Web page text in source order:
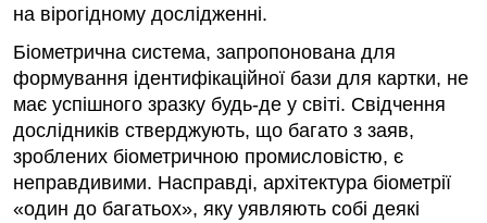
на вірогідному дослідженні.
Біометрична система, запропонована для
формування ідентифікаційної бази для картки, не
має успішного зразку будь-де у світі. Свідчення
дослідників стверджують, що багато з заяв,
зроблених біометричною промисловістю, є
неправдивими. Насправді, архітектура біометрії
«один до багатьох», яку уявляють собі деякі